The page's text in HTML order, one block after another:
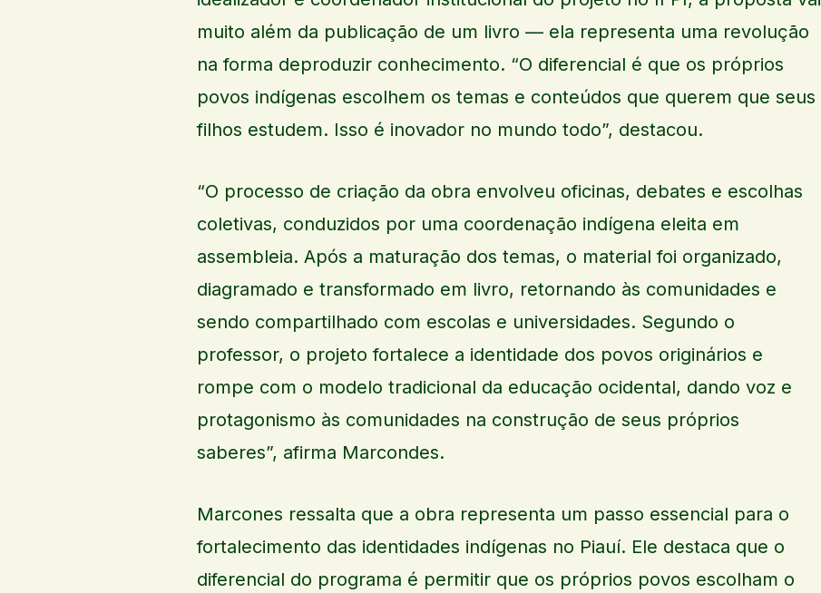
muito além da publicação de um livro — ela representa uma revolução
na forma deproduzir conhecimento. “O diferencial é que os próprios
povos indígenas escolhem os temas e conteúdos que querem que seus
filhos estudem. Isso é inovador no mundo todo”, destacou.
“O processo de criação da obra envolveu oficinas, debates e escolhas
coletivas, conduzidos por uma coordenação indígena eleita em
assembleia. Após a maturação dos temas, o material foi organizado,
diagramado e transformado em livro, retornando às comunidades e
sendo compartilhado com escolas e universidades. Segundo o
professor, o projeto fortalece a identidade dos povos originários e
rompe com o modelo tradicional da educação ocidental, dando voz e
protagonismo às comunidades na construção de seus próprios
saberes”, afirma Marcondes.
Marcones ressalta que a obra representa um passo essencial para o
fortalecimento das identidades indígenas no Piauí. Ele destaca que o
diferencial do programa é permitir que os próprios povos escolham o